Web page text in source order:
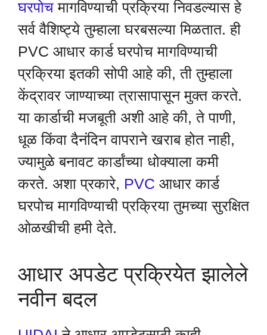
घरपोच मागविण्याची प्रक्रिया निवडल्यास हे
सर्व वैशिष्ट्ये तुम्हाला घरबसल्या मिळतात. ही
PVC आधार कार्ड घरपोच मागविण्याची
प्रक्रिया इतकी सोपी आहे की, ती तुम्हाला
केंद्रावर जाण्याच्या त्रासापासून मुक्त करते.
या कार्डाची मजबूती अशी आहे की, ते पाणी,
धूळ किंवा दैनंदिन वापराने खराब होत नाही,
ज्यामुळे बनावट कार्डांच्या धोक्याला कमी
करते. अशा प्रकारे, PVC आधार कार्ड
घरपोच मागविण्याची प्रक्रिया तुमच्या सुरक्षित
ओळखीची हमी देते.
आधार अपडेट प्रक्रियेत झालेले
नवीन बदल